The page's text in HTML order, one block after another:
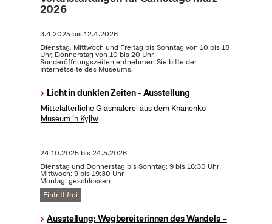
2026
3.4.2025bis12.4.2026
Dienstag, Mittwoch und Freitag bis Sonntag von 10 bis 18
Uhr, Donnerstag von 10 bis 20 Uhr.
Sonderöffnungszeiten entnehmen Sie bitte der
Internetseite des Museums.
Licht in dunklen Zeiten - Ausstellung
Mittelalterliche Glasmalerei aus dem Khanenko
Museum in Kyjiw
24.10.2025bis24.5.2026
Dienstag und Donnerstag bis Sonntag: 9 bis 16:30 Uhr
Mittwoch: 9 bis 19:30 Uhr
Montag: geschlossen
Eintritt frei
Ausstellung: Wegbereiterinnen des Wandels –